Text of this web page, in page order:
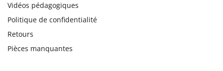
Vidéos pédagogiques
Politique de confidentialité
Retours
Pièces manquantes